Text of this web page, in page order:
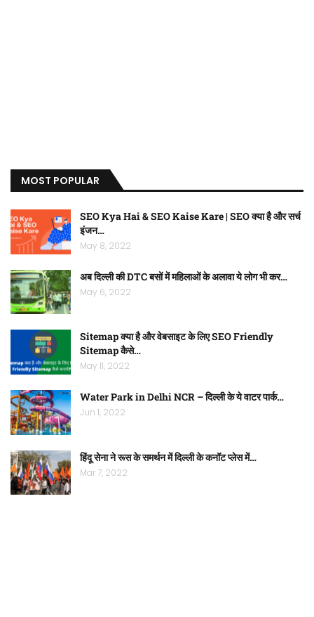
MOST POPULAR
SEO Kya Hai & SEO Kaise Kare | SEO क्या है और सर्च
इंजन…
May 8, 2022
अब दिल्ली की DTC बसों में महिलाओं के अलावा ये लोग भी कर…
May 6, 2022
Sitemap क्या है और वेबसाइट के लिए SEO Friendly
Sitemap कैसे…
May 11, 2022
Water Park in Delhi NCR – दिल्ली के ये वाटर पार्क…
Jun 1, 2022
हिंदू सेना ने रूस के समर्थन में दिल्ली के कनॉट प्लेस में…
Mar 7, 2022